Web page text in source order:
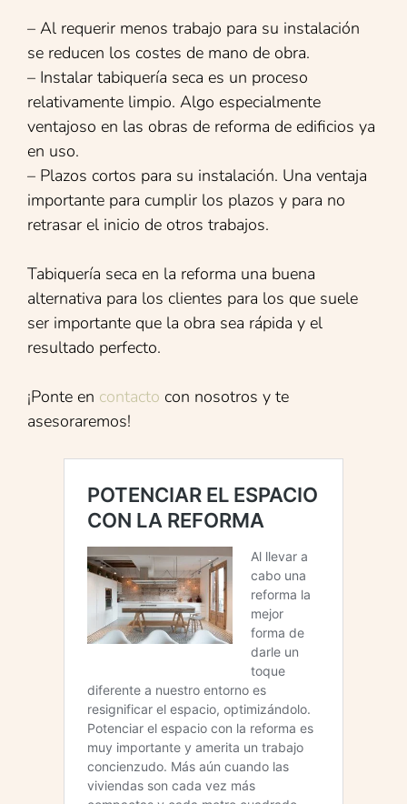
– Al requerir menos trabajo para su instalación
se reducen los costes de mano de obra.
– Instalar tabiquería seca es un proceso
relativamente limpio. Algo especialmente
ventajoso en las obras de reforma de edificios ya
en uso.
– Plazos cortos para su instalación. Una ventaja
importante para cumplir los plazos y para no
retrasar el inicio de otros trabajos.
Tabiquería seca en la reforma una buena
alternativa para los clientes para los que suele
ser importante que la obra sea rápida y el
resultado perfecto.
¡Ponte en contacto con nosotros y te
asesoraremos!